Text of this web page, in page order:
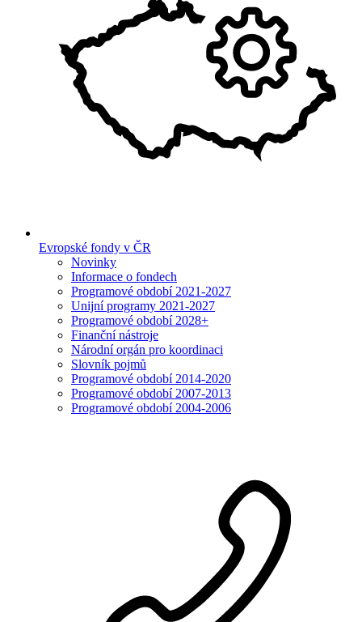
Evropské fondy v ČR
Novinky
Informace o fondech
Programové období 2021-2027
Unijní programy 2021-2027
Programové období 2028+
Finanční nástroje
Národní orgán pro koordinaci
Slovník pojmů
Programové období 2014-2020
Programové období 2007-2013
Programové období 2004-2006